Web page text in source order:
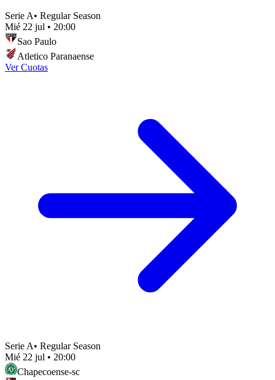
Serie A• Regular Season
Mié 22 jul • 20:00
Sao Paulo
Atletico Paranaense
Ver Cuotas
Serie A• Regular Season
Mié 22 jul • 20:00
Chapecoense-sc